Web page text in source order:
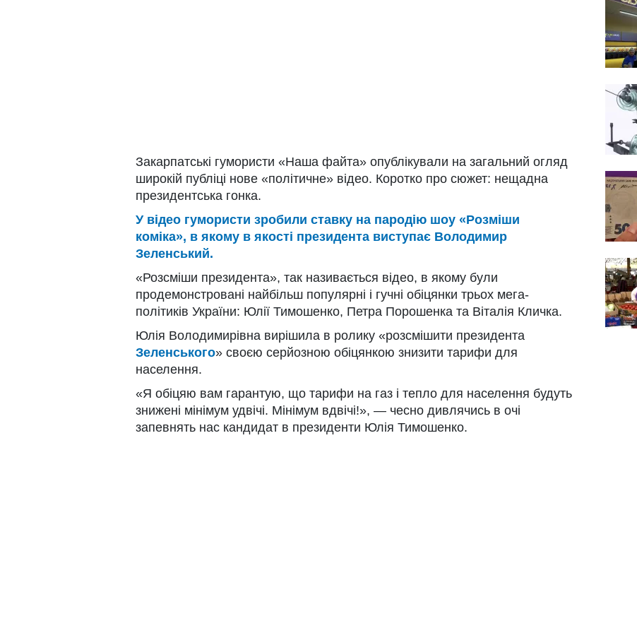
Закарпатські гумористи «Наша файта» опублікували на загальний огляд
широкій публіці нове «політичне» відео. Коротко про сюжет: нещадна
президентська гонка.
У відео гумористи зробили ставку на пародію шоу «Розміши
коміка», в якому в якості президента виступає Володимир
Зеленський.
«Розсміши президента», так називається відео, в якому були
продемонстровані найбільш популярні і гучні обіцянки трьох мега-
політиків України: Юлії Тимошенко, Петра Порошенка та Віталія Кличка.
Юлія Володимирівна вирішила в ролику «розсмішити президента
Зеленського» своєю серйозною обіцянкою знизити тарифи для
населення.
«Я обіцяю вам гарантую, що тарифи на газ і тепло для населення будуть
знижені мінімум удвічі. Мінімум вдвічі!», — чесно дивлячись в очі
запевнять нас кандидат в президенти Юлія Тимошенко.